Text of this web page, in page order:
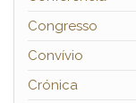
Congresso
Convívio
Crónica